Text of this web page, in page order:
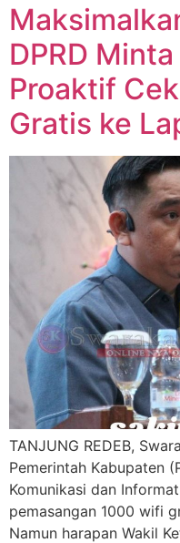
DPRD
Proaktif
Gratis ke
TANJUNG REDEB,
Pemerintah Kabupaten
Komunikasi dan
pemasangan 1000 wifi
Namun harapan Wakil